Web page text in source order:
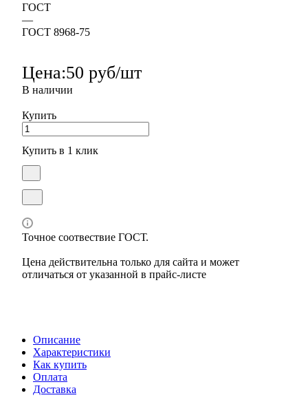
ГОСТ
—
ГОСТ 8968-75
Цена:50 руб/шт
В наличии
Купить
Купить в 1 клик
Точное соотвествие ГОСТ.
Цена действительна только для сайта и может
отличаться от указанной в прайс-листе
Описание
Характеристики
Как купить
Оплата
Доставка